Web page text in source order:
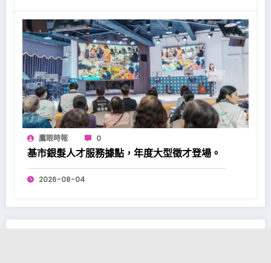
鷹眼時報 0
基市銀髮人才服務據點，年度大型徵才登場。
2026-08-04